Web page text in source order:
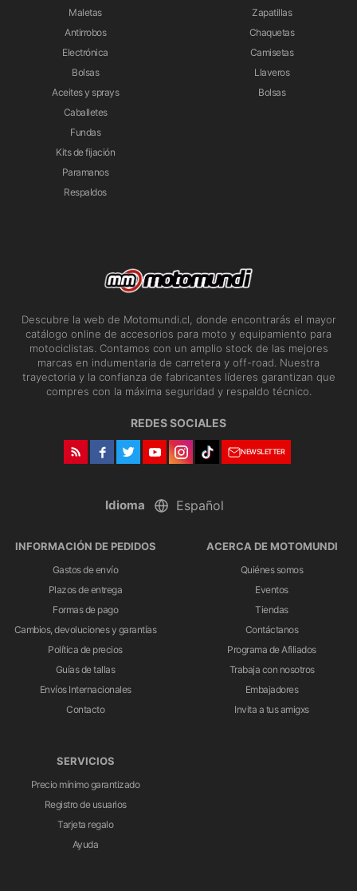
Maletas
Antirrobos
Electrónica
Bolsas
Aceites y sprays
Caballetes
Fundas
Kits de fijación
Paramanos
Respaldos
Zapatillas
Chaquetas
Camisetas
Llaveros
Bolsas
Descubre la web de Motomundi.cl, donde encontrarás el mayor
catálogo online de accesorios para moto y equipamiento para
motociclistas. Contamos con un amplio stock de las mejores
marcas en indumentaria de carretera y off-road. Nuestra
trayectoria y la confianza de fabricantes líderes garantizan que
compres con la máxima seguridad y respaldo técnico.
REDES SOCIALES
NEWSLETTER
Idioma
INFORMACIÓN DE PEDIDOS
Gastos de envío
Plazos de entrega
Formas de pago
Cambios, devoluciones y garantías
Política de precios
Guías de tallas
Envíos Internacionales
Contacto
ACERCA DE MOTOMUNDI
Quiénes somos
Eventos
Tiendas
Contáctanos
Programa de Afiliados
Trabaja con nosotros
Embajadores
Invita a tus amigxs
SERVICIOS
Precio mínimo garantizado
Registro de usuarios
Tarjeta regalo
Ayuda